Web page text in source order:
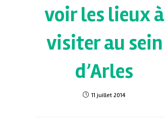
voir les lieux à
visiter au sein
d’Arles
11 juillet 2014